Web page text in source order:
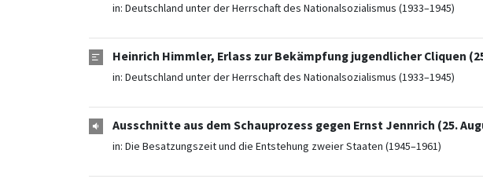
in: Deutschland unter der Herrschaft des Nationalsozialismus (1933–1945)
Heinrich Himmler, Erlass zur Bekämpfung jugendlicher Cliquen
in: Deutschland unter der Herrschaft des Nationalsozialismus (1933–1945)
Ausschnitte aus dem Schauprozess gegen Ernst Jennrich (25.
in: Die Besatzungszeit und die Entstehung zweier Staaten (1945–1961)